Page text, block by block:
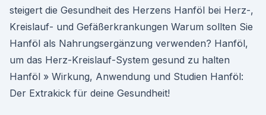
steigert die Gesundheit des Herzens Hanföl bei Herz-,
Kreislauf- und Gefäßerkrankungen Warum sollten Sie
Hanföl als Nahrungsergänzung verwenden? Hanföl,
um das Herz-Kreislauf-System gesund zu halten
Hanföl » Wirkung, Anwendung und Studien Hanföl:
Der Extrakick für deine Gesundheit!